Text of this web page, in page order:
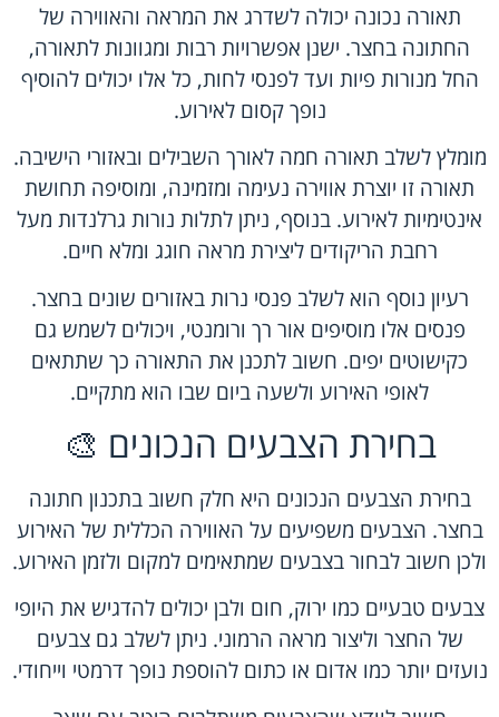
תאורה נכונה יכולה לשדרג את המראה והאווירה של
החתונה בחצר. ישנן אפשרויות רבות ומגוונות לתאורה,
החל מנורות פיות ועד לפנסי לחות, כל אלו יכולים להוסיף
נופך קסום לאירוע.
מומלץ לשלב תאורה חמה לאורך השבילים ובאזורי הישיבה.
תאורה זו יוצרת אווירה נעימה ומזמינה, ומוסיפה תחושת
אינטימיות לאירוע. בנוסף, ניתן לתלות נורות גרלנדות מעל
רחבת הריקודים ליצירת מראה חוגג ומלא חיים.
רעיון נוסף הוא לשלב פנסי נרות באזורים שונים בחצר.
פנסים אלו מוסיפים אור רך ורומנטי, ויכולים לשמש גם
כקישוטים יפים. חשוב לתכנן את התאורה כך שתתאים
לאופי האירוע ולשעה ביום שבו הוא מתקיים.
בחירת הצבעים הנכונים 🎨
בחירת הצבעים הנכונים היא חלק חשוב בתכנון חתונה
בחצר. הצבעים משפיעים על האווירה הכללית של האירוע
ולכן חשוב לבחור בצבעים שמתאימים למקום ולזמן האירוע.
צבעים טבעיים כמו ירוק, חום ולבן יכולים להדגיש את היופי
של החצר וליצור מראה הרמוני. ניתן לשלב גם צבעים
נועזים יותר כמו אדום או כתום להוספת נופך דרמטי וייחודי.